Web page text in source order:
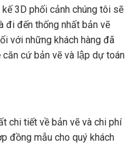
3D phối cảnh chúng tôi sẽ
đi đến thống nhất bản vẽ
với những khách hàng đã
cứ bản vẽ và lập dự toán
chi tiết về bản vẽ và chi phí
đồng mẫu cho quý khách